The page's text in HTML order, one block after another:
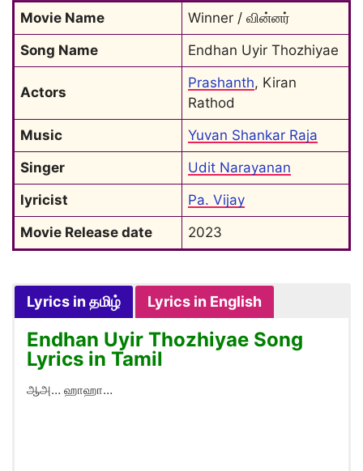
Movie Name
Winner / வின்னர்
Song Name
Endhan Uyir Thozhiyae
Actors
Prashanth, Kiran
Rathod
Music
Yuvan Shankar Raja
Singer
Udit Narayanan
lyricist
Pa. Vijay
Movie Release date
2023
Lyrics in தமிழ் Lyrics in English
Endhan Uyir Thozhiyae Song
Lyrics in Tamil
ஆஅ… ஹாஹா…